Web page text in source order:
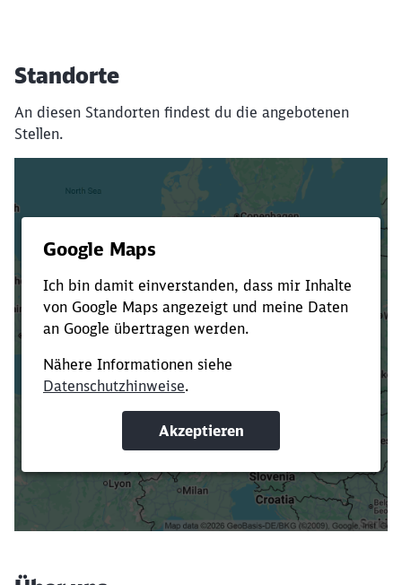
Standorte
An diesen Standorten findest du die angebotenen
Stellen.
Verkürze die Ladezeit, indem du Suchbegriffe
oder Filter hinzufügst.
Suchbegriffe eingeben
Filter setzen